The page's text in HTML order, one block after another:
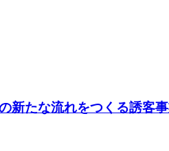
新たな流れをつくる誘客